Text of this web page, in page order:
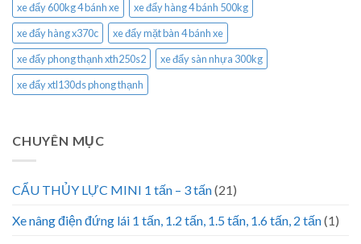
xe đẩy 600kg 4 bánh xe
xe đẩy hàng 4 bánh 500kg
xe đẩy hàng x370c
xe đẩy mặt bàn 4 bánh xe
xe đẩy phong thạnh xth250s2
xe đẩy sàn nhựa 300kg
xe đẩy xtl130ds phong thạnh
CHUYÊN MỤC
CẨU THỦY LỰC MINI 1 tấn – 3 tấn(21)
Xe nâng điện đứng lái 1 tấn, 1.2 tấn, 1.5 tấn, 1.6 tấn, 2 tấn(1)